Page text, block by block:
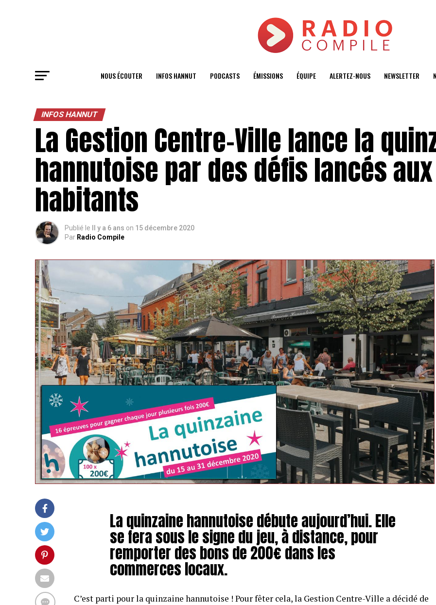
NOUS ÉCOUTER INFOS HANNUT PODCASTS ÉMISSIONS ÉQUIPE ALERTEZ-NOUS NEWSLETTER
INFOS HANNUT
La Gestion Centre-Ville lance la
hannutoise par des défis lancés aux
habitants
Publié le Il y a 6 ans on 15 décembre 2020
Par Radio Compile
La quinzaine hannutoise débute aujourd’hui. Elle
se fera sous le signe du jeu, à distance, pour
remporter des bons de 200€ dans les
commerces locaux.
C’est parti pour la quinzaine hannutoise ! Pour fêter cela, la Gestion Centre-Ville a décidé de